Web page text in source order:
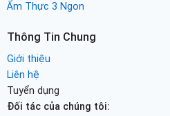
Ẩm Thực 3 Ngon
Thông Tin Chung
Giới thiệu
Liên hệ
Tuyển dụng
Đối tác của chúng tôi: